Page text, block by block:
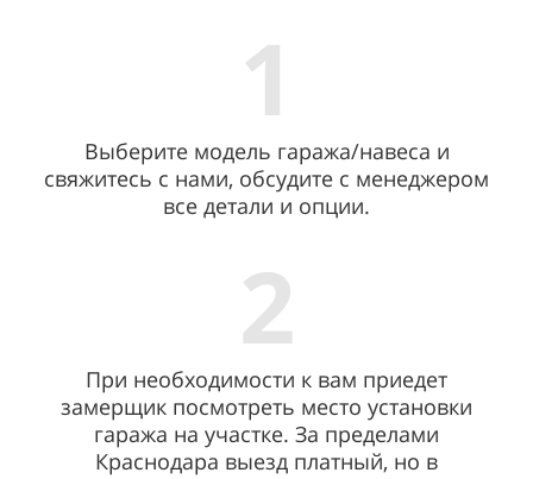
1
Выберите модель гаража/навеса и
свяжитесь с нами, обсудите с менеджером
все детали и опции.
2
При необходимости к вам приедет
замерщик посмотреть место установки
гаража на участке. За пределами
Краснодара выезд платный, но в